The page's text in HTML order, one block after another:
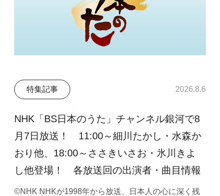
特集記事 2026.8.6
NHK「BS日本のうた」チャンネル銀河で8
月7日放送！ 11:00～細川たかし・水森か
おり他、18:00～ささきいさお・氷川きよ
し他登場！ 各放送回の出演者・曲目情報
©NHK NHKが1998年から放送、日本人の心に深く残